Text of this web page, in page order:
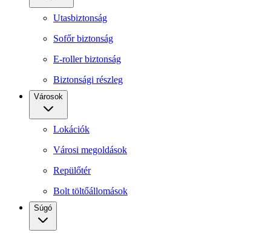
Utasbiztonság
Sofőr biztonság
E-roller biztonság
Biztonsági részleg
Városok
Lokációk
Városi megoldások
Repülőtér
Bolt töltőállomások
Súgó